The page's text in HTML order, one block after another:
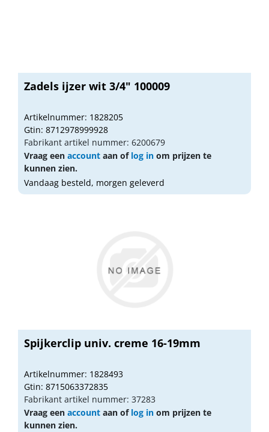
Zadels ijzer wit 3/4" 100009
Artikelnummer: 1828205
Gtin: 8712978999928
Fabrikant artikel nummer: 6200679
Vraag een account aan of log in om prijzen te
kunnen zien.
Vandaag besteld, morgen geleverd
Spijkerclip univ. creme 16-19mm
Artikelnummer: 1828493
Gtin: 8715063372835
Fabrikant artikel nummer: 37283
Vraag een account aan of log in om prijzen te
kunnen zien.